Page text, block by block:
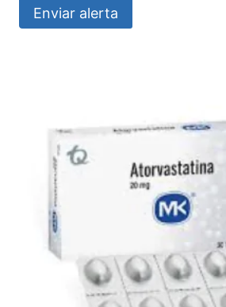
Enviar alerta